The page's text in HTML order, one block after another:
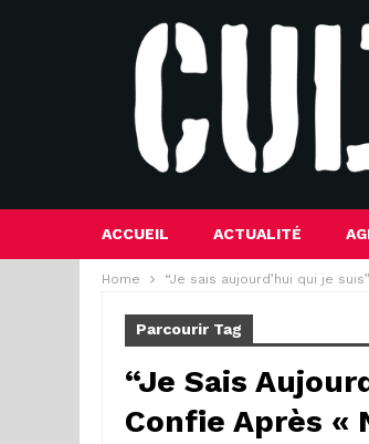
ACCUEIL ACTUALITÉ
Home “Je sais aujourd’hui qui je
Parcourir Tag
“Je Sais
Confie Après «